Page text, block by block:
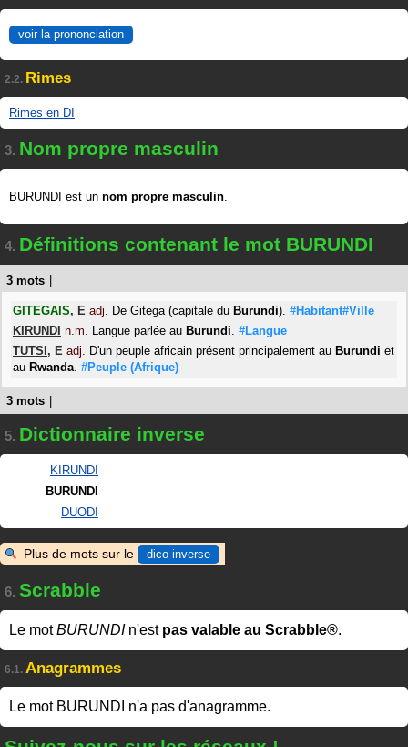
voir la prononciation
2.2. Rimes
Rimes en DI
3. Nom propre masculin
BURUNDI est un nom propre masculin.
4. Définitions contenant le mot BURUNDI
3 mots
GITEGAIS, E adj. De Gitega (capitale du Burundi). #Habitant#Ville
KIRUNDI n.m. Langue parlée au Burundi. #Langue
TUTSI , E adj. D'un peuple africain présent principalement au Burundi et
au Rwanda. #Peuple (Afrique)
3 mots
5. Dictionnaire inverse
KIRUNDI
BURUNDI
DUODI
Plus de mots sur le dico inverse
6. Scrabble
Le motBURUNDIn'est pas valable au Scrabble®.
6.1. Anagrammes
Le mot BURUNDI n'a pas d'anagramme.